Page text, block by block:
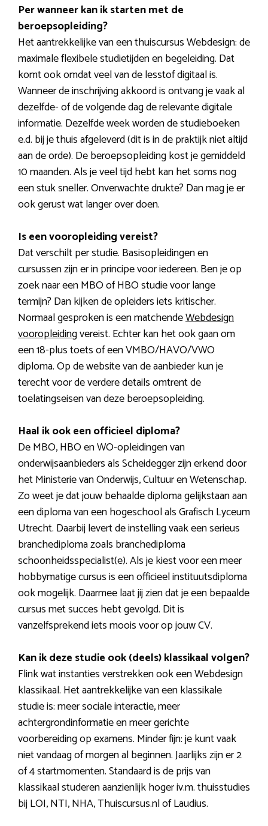
Per wanneer kan ik starten met de
beroepsopleiding?
Het aantrekkelijke van een thuiscursus Webdesign: de
maximale flexibele studietijden en begeleiding. Dat
komt ook omdat veel van de lesstof digitaal is.
Wanneer de inschrijving akkoord is ontvang je vaak al
dezelfde- of de volgende dag de relevante digitale
informatie. Dezelfde week worden de studieboeken
e.d. bij je thuis afgeleverd (dit is in de praktijk niet altijd
aan de orde). De beroepsopleiding kost je gemiddeld
10 maanden. Als je veel tijd hebt kan het soms nog
een stuk sneller. Onverwachte drukte? Dan mag je er
ook gerust wat langer over doen.
Is een vooropleiding vereist?
Dat verschilt per studie. Basisopleidingen en
cursussen zijn er in principe voor iedereen. Ben je op
zoek naar een MBO of HBO studie voor lange
termijn? Dan kijken de opleiders iets kritischer.
Normaal gesproken is een matchendeWebdesign
vooropleidingvereist. Echter kan het ook gaan om
een 18-plus toets of een VMBO/HAVO/VWO
diploma. Op de website van de aanbieder kun je
terecht voor de verdere details omtrent de
toelatingseisen van deze beroepsopleiding.
Haal ik ook een officieel diploma?
De MBO, HBO en WO-opleidingen van
onderwijsaanbieders als Scheidegger zijn erkend door
het Ministerie van Onderwijs, Cultuur en Wetenschap.
Zo weet je dat jouw behaalde diploma gelijkstaan aan
een diploma van een hogeschool als Grafisch Lyceum
Utrecht. Daarbij levert de instelling vaak een serieus
branchediploma zoals branchediploma
schoonheidsspecialist(e). Als je kiest voor een meer
hobbymatige cursus is een officieel instituutsdiploma
ook mogelijk. Daarmee laat jij zien dat je een bepaalde
cursus met succes hebt gevolgd. Dit is
vanzelfsprekend iets moois voor op jouw CV.
Kan ik deze studie ook (deels) klassikaal volgen?
Flink wat instanties verstrekken ook een Webdesign
klassikaal. Het aantrekkelijke van een klassikale
studie is: meer sociale interactie, meer
achtergrondinformatie en meer gerichte
voorbereiding op examens. Minder fijn: je kunt vaak
niet vandaag of morgen al beginnen. Jaarlijks zijn er 2
of 4 startmomenten. Standaard is de prijs van
klassikaal studeren aanzienlijk hoger iv.m. thuisstudies
bij LOI, NTI, NHA, Thuiscursus.nl of Laudius.